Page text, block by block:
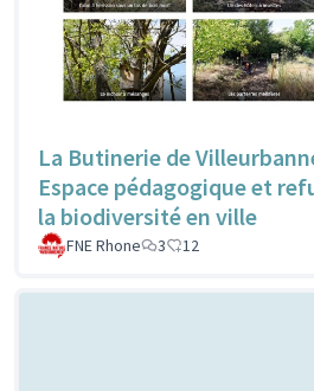
La Butinerie de
Espace pédagogique et
la biodiversité en ville
FNE Rhone 3 12